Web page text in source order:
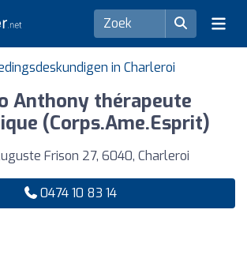
in Charleroi
Anthony thérapeute
(Corps.Ame.Esprit)
Frison 27, 6040, Charleroi
0474 10 83 14